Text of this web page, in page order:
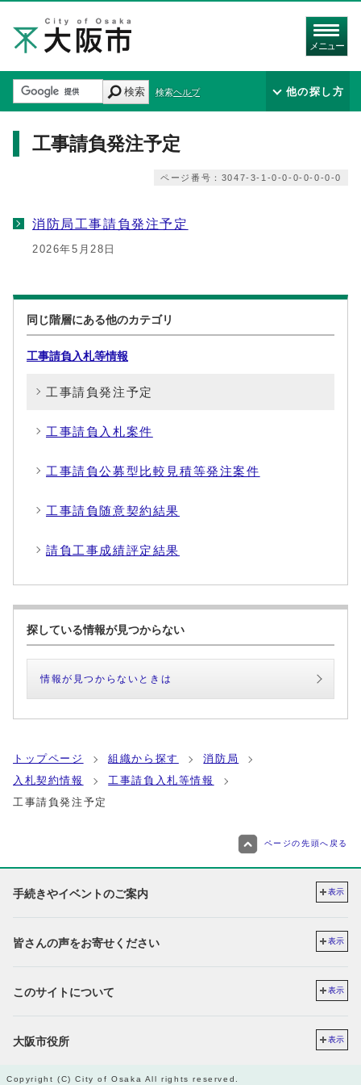
メニュー
検索 検索ヘルプ 他の探し方
工事請負発注予定
ページ番号：3047-3-1-0-0-0-0-0-0-0
消防局工事請負発注予定
2026年5月28日
同じ階層にある他のカテゴリ
工事請負入札等情報
工事請負発注予定
工事請負入札案件
工事請負公募型比較見積等発注案件
工事請負随意契約結果
請負工事成績評定結果
探している情報が見つからない
情報が見つからないときは
トップページ 組織から探す
消防局
入札契約情報
工事請負入札等情報
工事請負発注予定
ページの先頭へ戻る
手続きやイベントのご案内 表示
皆さんの声をお寄せください 表示
このサイトについて 表示
大阪市役所 表示
Copyright (C) City of Osaka All rights reserved.